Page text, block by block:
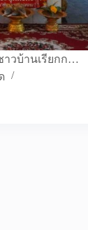
าวบ้านเรียกก…